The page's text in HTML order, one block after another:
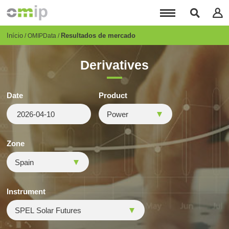
para
conteúdo
Breadcrumb
Início OMIPData Resultados de mercado
Derivatives
Date Product
Zone
Instrument